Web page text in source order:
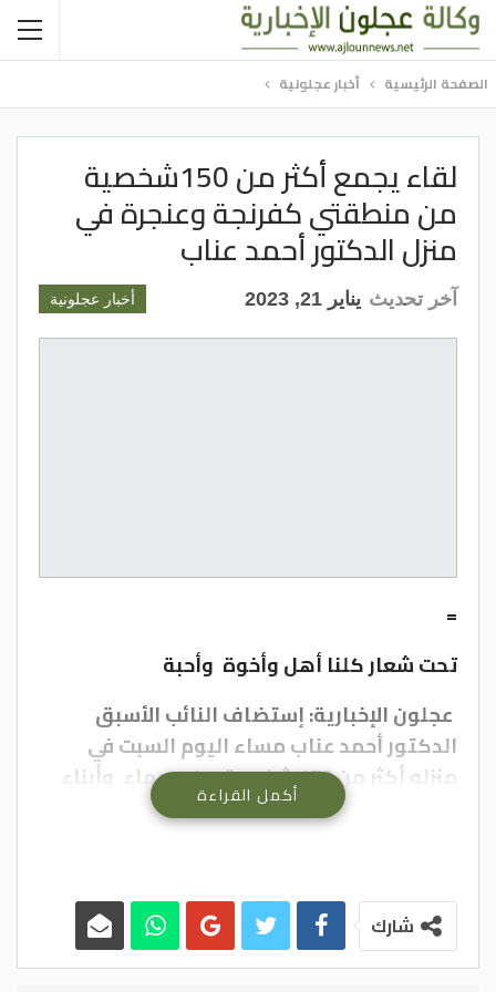
الصفحة الرئيسية أخبار عجلونية
لقاء يجمع أكثر من 150شخصية
من منطقتي كفرنجة وعنجرة في
منزل الدكتور أحمد عناب
أخبار عجلونية آخر تحديث يناير 21, 2023
=
تحت شعار كلنا أهل وأخوة وأحبة
عجلون الإخبارية: إستضاف النائب الأسبق
الدكتور أحمد عناب مساء اليوم السبت في
منزله أكثر من 150 شخصية من وجهاء وأبناء
منطقتي كفرنجة وعنجرةالتي تربطهما علاقات
تاريخية كانت على الدوام مميزة سادتها روح
بين كافة عشائر المنطقتين.
وفي بداية اللقاء ألقى الدكتور أحمد عناب
كلمة مؤثرة جدا أكد فيها أن العلاقات التي
أكمل القراءة
شارك